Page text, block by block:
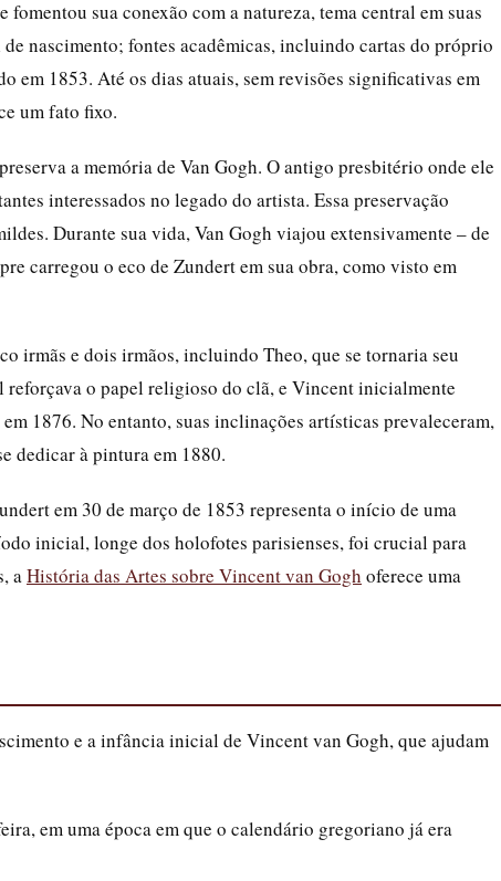
sua conexão com a natureza, tema central em suas
nascimento; fontes acadêmicas, incluindo cartas do próprio
em 1853. Até os dias atuais, sem revisões significativas em
um fato fixo.
a memória de Van Gogh. O antigo presbitério onde ele
interessados no legado do artista. Essa preservação
Durante sua vida, Van Gogh viajou extensivamente – de
carregou o eco de Zundert em sua obra, como visto em
irmãs e dois irmãos, incluindo Theo, que se tornaria seu
reforçava o papel religioso do clã, e Vincent inicialmente
1876. No entanto, suas inclinações artísticas prevaleceram,
dedicar à pintura em 1880.
em 30 de março de 1853 representa o início de uma
inicial, longe dos holofotes parisienses, foi crucial para
aHistória das Artes sobre Vincent van Gogh oferece uma
e a infância inicial de Vincent van Gogh, que ajudam
em uma época em que o calendário gregoriano já era